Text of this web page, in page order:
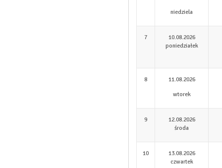
niedziela
7
10.08.2026
poniedziałek
8
11.08.2026
wtorek
9
12.08.2026
środa
10
13.08.2026
czwartek